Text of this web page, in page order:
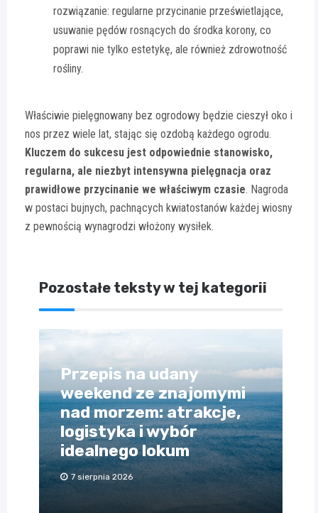
rozwiązanie: regularne przycinanie prześwietlające,
usuwanie pędów rosnących do środka korony, co
poprawi nie tylko estetykę, ale również zdrowotność
rośliny.
Właściwie pielęgnowany bez ogrodowy będzie cieszył oko i
nos przez wiele lat, stając się ozdobą każdego ogrodu.
Kluczem do sukcesu jest odpowiednie stanowisko,
regularna, ale niezbyt intensywna pielęgnacja oraz
prawidłowe przycinanie we właściwym czasie. Nagroda
w postaci bujnych, pachnących kwiatostanów każdej wiosny
z pewnością wynagrodzi włożony wysiłek.
Pozostałe teksty w tej kategorii
Przepis na udany
weekend ze znajomymi
nad morzem: atrakcje,
logistyka i wybór
idealnego lokum
7 sierpnia 2026